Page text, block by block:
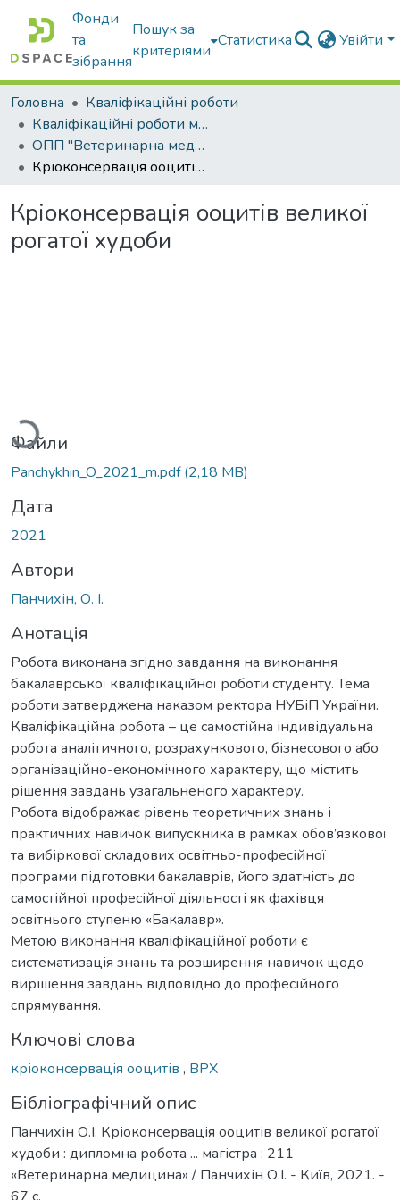
Фонди
та
зібрання
Пошук за
критеріями
Статистика Увійти
Головна
Кваліфікаційні роботи
Кваліфікаційні роботи магістрів
ОПП "Ветеринарна медицина"
Кріоконсервація ооцитів великої рогатої худоби
Кріоконсервація ооцитів великої
рогатої худоби
Файли
Panchykhin_O_2021_m.pdf(2,18 MB)
Дата
2021
Автори
Панчихін, О. І.
Анотація
Робота виконана згідно завдання на виконання
бакалаврської кваліфікаційної роботи студенту. Тема
роботи затверджена наказом ректора НУБіП України.
Кваліфікаційна робота – це самостійна індивідуальна
робота аналітичного, розрахункового, бізнесового або
організаційно-економічного характеру, що містить
рішення завдань узагальненого характеру.
Робота відображає рівень теоретичних знань і
практичних навичок випускника в рамках обов’язкової
та вибіркової складових освітньо-професійної
програми підготовки бакалаврів, його здатність до
самостійної професійної діяльності як фахівця
освітнього ступеню «Бакалавр».
Метою виконання кваліфікаційної роботи є
систематизація знань та розширення навичок щодо
вирішення завдань відповідно до професійного
спрямування.
Ключові слова
кріоконсервація ооцитів , ВРХ
Бібліографічний опис
Панчихін О.І. Кріоконсервація ооцитів великої рогатої
худоби : дипломна робота ... магістра : 211
«Ветеринарна медицина» / Панчихін О.І. - Київ, 2021. -